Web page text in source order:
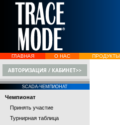
ГЛАВНАЯ О НАС ПРОДУКТЫ
АВТОРИЗАЦИЯ / КАБИНЕТ>>
SCADA-ЧЕМПИОНАТ
Чемпионат
Принять участие
Турнирная таблица